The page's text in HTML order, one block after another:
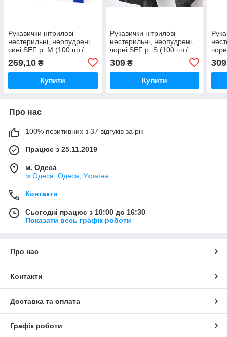
Рукавички нітрилові
нестерильні, неопудрені,
сині SEF р. М (100 шт./
269,10 ₴
Купити
Рукавички нітрилові
нестерильні, неопудрені,
чорні SEF р. S (100 шт./
309₴
Купити
309
Про нас
100% позитивних з 37 відгуків за рік
Працює з 25.11.2019
м. Одеса
м.Одеса, Одеса, Україна
Контакти
Сьогодні працює з 10:00 до 16:30
Показати весь графік роботи
Про нас
Контакти
Доставка та оплата
Графік роботи